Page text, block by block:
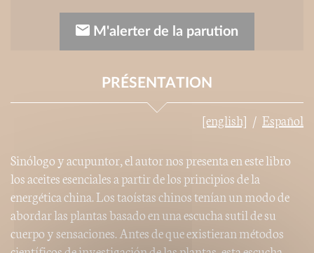
M'alerter de la parution
PRÉSENTATION
[english] Español
Sinólogo y acupuntor, el autor nos presenta en este libro
los aceites esenciales a partir de los principios de la
energética china. Los taoístas chinos tenían un modo de
abordar las plantas basado en una escucha sutil de su
cuerpo y sensaciones. Antes de que existieran métodos